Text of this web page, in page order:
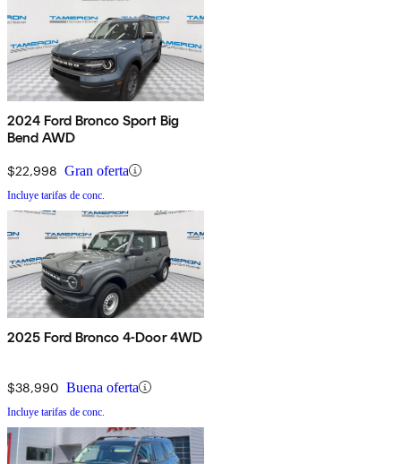
2024 Ford Bronco Sport Big
Bend AWD
$22,998 Gran oferta
Incluye tarifas de conc.
2025 Ford Bronco 4-Door 4WD
$38,990 Buena oferta
Incluye tarifas de conc.